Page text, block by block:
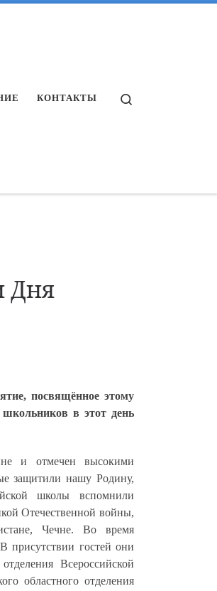
КОНТАКТЫ
Дня
посвящённое этому
в этот день
и отмечен высокими
защитили нашу Родину,
школы вспомнили
Отечественной войны,
Чечне. Во время
присутствии гостей они
Всероссийской
областного отделения